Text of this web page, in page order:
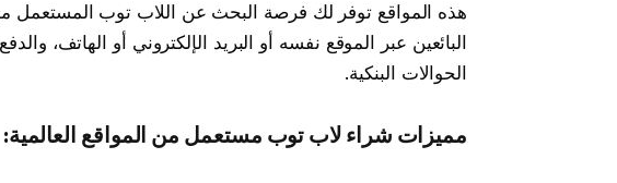
هذه المواقع توفر لك فرصة البحث عن اللاب توب المستعمل من
البائعين عبر الموقع نفسه أو البريد الإلكتروني أو الهاتف،
الحوالات البنكية.
مميزات شراء لاب توب مستعمل من المواقع العالمية: